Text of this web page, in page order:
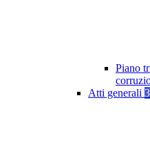
Piano
Atti generali